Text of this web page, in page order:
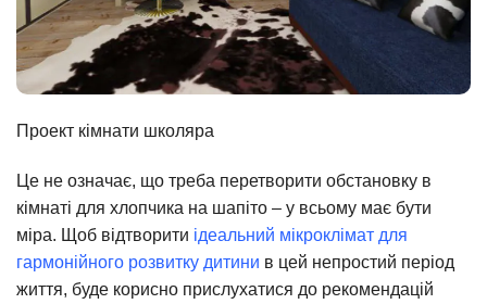
Проект кімнати школяра
Це не означає, що треба перетворити обстановку в
кімнаті для хлопчика на шапіто – у всьому має бути
міра. Щоб відтворити ідеальний мікроклімат для
гармонійного розвитку дитини в цей непростий період
життя, буде корисно прислухатися до рекомендацій